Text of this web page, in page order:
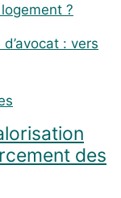
?
: vers
des